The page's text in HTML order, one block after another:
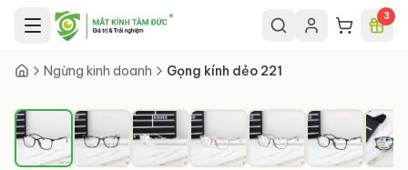
Chuyển đến nội dung chính 3
Ngừng kinh doanh Gọng kính dẻo 221